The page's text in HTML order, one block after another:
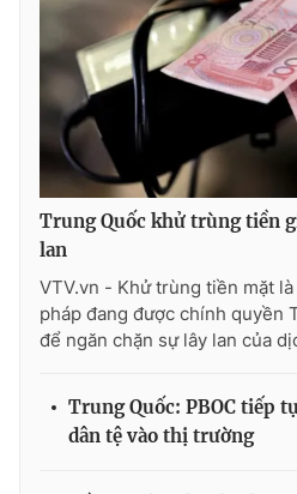
THỜI BÁO VTV
Theo dõi báo trên
Cơ quan chủ quản:Đài Truyền
Cơ quan báo chí: Thời báo VTV
cấp ngày 29/12/2023
Tổng Biên tập: Vũ Thanh Thủy
Trung Quốc khử trùng tiền
lan
VTV.vn - Khử trùng tiền mặt
pháp đang được chính quyền
để ngăn chặn sự lây lan của
Trung Quốc: PBOC tiếp
dân tệ vào thị trường